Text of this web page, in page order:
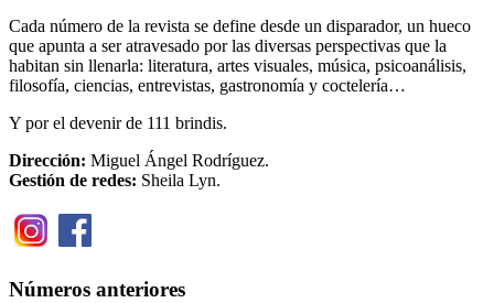
Cada número de la revista se define desde un disparador, un hueco
que apunta a ser atravesado por las diversas perspectivas que la
habitan sin llenarla: literatura, artes visuales, música, psicoanálisis,
filosofía, ciencias, entrevistas, gastronomía y coctelería…
Y por el devenir de 111 brindis.
Dirección: Miguel Ángel Rodríguez.
Gestión de redes: Sheila Lyn.
Números anteriores